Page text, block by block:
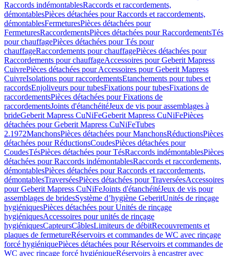
Raccords indémontablesRaccords et raccordements,
démontablesPièces détachées pour Raccords et raccordements,
démontablesFermeturesPièces détachées pour
FermeturesRaccordementsPièces détachées pour RaccordementsTés
pour chauffagePièces détachées pour Tés pour
chauffageRaccordements pour chauffagePièces détachées pour
Raccordements pour chauffageAccessoires pour Geberit Mapress
CuivrePièces détachées pour Accessoires pour Geberit Mapress
CuivreIsolations pour raccordementsEtanchements pour tubes et
raccordsEnjoliveurs pour tubesFixations pour tubesFixations de
raccordementsPièces détachées pour Fixations de
raccordementsJoints d'étanchéitéJeux de vis pour assemblages à
brideGeberit Mapress CuNiFeGeberit Mapress CuNiFePièces
détachées pour Geberit Mapress CuNiFeTubes
2.1972ManchonsPièces détachées pour ManchonsRéductionsPièces
détachées pour RéductionsCoudesPièces détachées pour
CoudesTésPièces détachées pour TésRaccords indémontablesPièces
détachées pour Raccords indémontablesRaccords et raccordements,
démontablesPièces détachées pour Raccords et raccordements,
démontablesTraverséesPièces détachées pour TraverséesAccessoires
pour Geberit Mapress CuNiFeJoints d'étanchéitéJeux de vis pour
assemblages de bridesSystème d’hygiène GeberitUnités de rinçage
hygiéniquesPièces détachées pour Unités de rinçage
hygiéniquesAccessoires pour unités de rinçage
hygiéniquesCapteursCâblesLimiteurs de débitRecouvrements et
plaques de fermetureRéservoirs et commandes de WC avec rinçage
forcé hygiéniquePièces détachées pour Réservoirs et commandes de
WC avec rinçage forcé hygiéniqueRéservoirs à encastrer avec